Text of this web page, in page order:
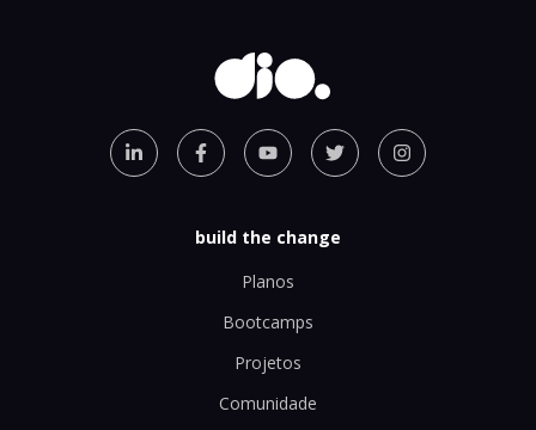
build the change
Planos
Bootcamps
Projetos
Comunidade